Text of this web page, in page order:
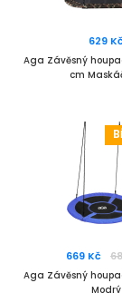
629 Kč
Aga Závěsný
cm
669 Kč
Aga Závěsný
Modrý